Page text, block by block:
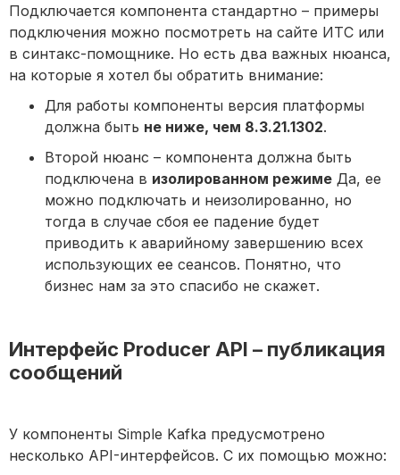
Подключается компонента стандартно – примеры
подключения можно посмотреть на сайте ИТС или
в синтакс-помощнике. Но есть два важных нюанса,
на которые я хотел бы обратить внимание:
Для работы компоненты версия платформы
должна быть не ниже, чем 8.3.21.1302.
Второй нюанс – компонента должна быть
подключена в изолированном режиме Да, ее
можно подключать и неизолированно, но
тогда в случае сбоя ее падение будет
приводить к аварийному завершению всех
использующих ее сеансов. Понятно, что
бизнес нам за это спасибо не скажет.
Интерфейс Producer API – публикация
сообщений
У компоненты Simple Kafka предусмотрено
несколько API-интерфейсов. С их помощью можно: